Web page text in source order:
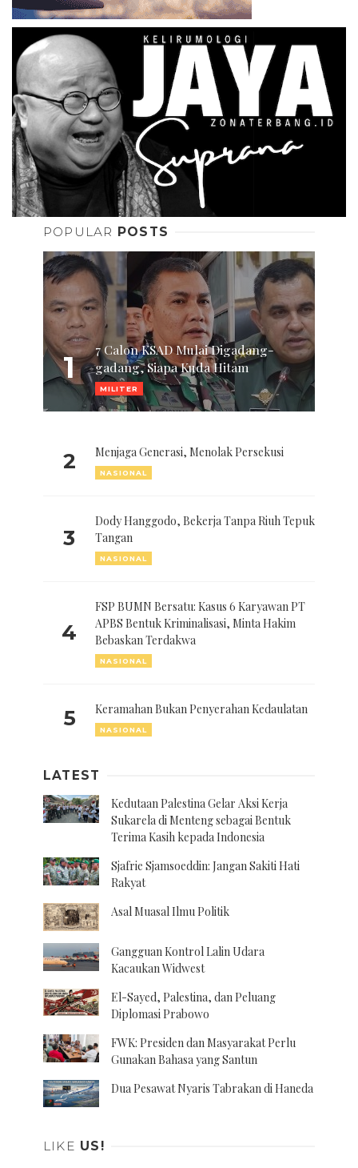
POPULAR POSTS
1
7 Calon KSAD Mulai Digadang-
gadang, Siapa Kuda Hitam
MILITER
2 Menjaga Generasi, Menolak Persekusi
NASIONAL
3
Dody Hanggodo, Bekerja Tanpa Riuh Tepuk
Tangan
NASIONAL
4
FSP BUMN Bersatu: Kasus 6 Karyawan PT
APBS Bentuk Kriminalisasi, Minta Hakim
Bebaskan Terdakwa
NASIONAL
5 Keramahan Bukan Penyerahan Kedaulatan
NASIONAL
LATEST
Kedutaan Palestina Gelar Aksi Kerja
Sukarela di Menteng sebagai Bentuk
Terima Kasih kepada Indonesia
Sjafrie Sjamsoeddin: Jangan Sakiti Hati
Rakyat
Asal Muasal Ilmu Politik
Gangguan Kontrol Lalin Udara
Kacaukan Widwest
El-Sayed, Palestina, dan Peluang
Diplomasi Prabowo
FWK: Presiden dan Masyarakat Perlu
Gunakan Bahasa yang Santun
Dua Pesawat Nyaris Tabrakan di Haneda
LIKE US!